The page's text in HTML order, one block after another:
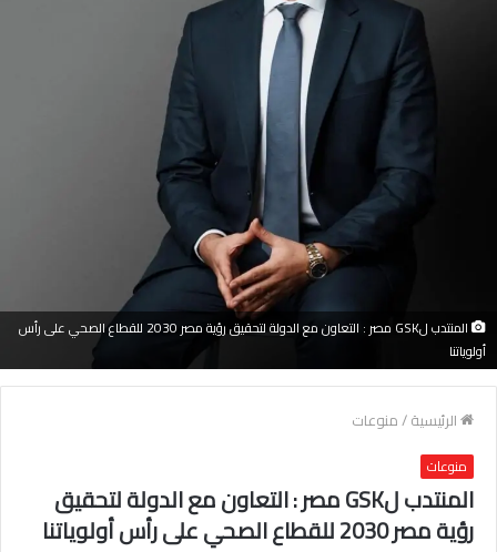
المنتدب لGSK مصر : التعاون مع الدولة لتحقيق رؤية مصر 2030 للقطاع الصحي على رأس
أولوياتنا
الرئيسية/منوعات
منوعات
المنتدب لGSK مصر : التعاون مع الدولة لتحقيق
رؤية مصر 2030 للقطاع الصحي على رأس أولوياتنا